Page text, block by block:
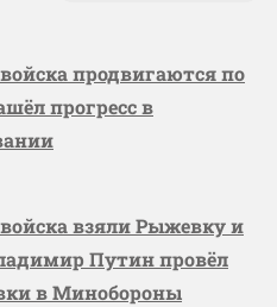
продвигаются по
прогресс в
взяли Рыжевку и
Путин провёл
в Минобороны